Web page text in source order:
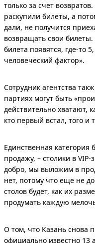
только за счет
раскупили билеты, а
дали, не получится
возвращать свои
билета появятся, где-то
человеческий фактор».
Сотрудник агентства
партиях могут быть
действительно хватают,
кто первый встал, того и
Единственная категория
продажу, – столики в VIP-
добро, мы выложим в
нет, потому что еще не
столов будет, как их
продумать каждую
О том, что Казань снова
официально известно 13